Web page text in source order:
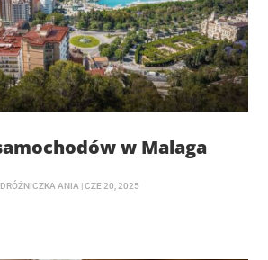
w Malaga
ANIA |CZE 20, 2025